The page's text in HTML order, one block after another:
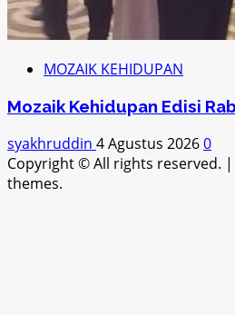
MOZAIK KEHIDUPAN
Mozaik Kehidupan Edisi
syakhruddin 4 Agustus 20260
Copyright © All rights reserved. |
themes.